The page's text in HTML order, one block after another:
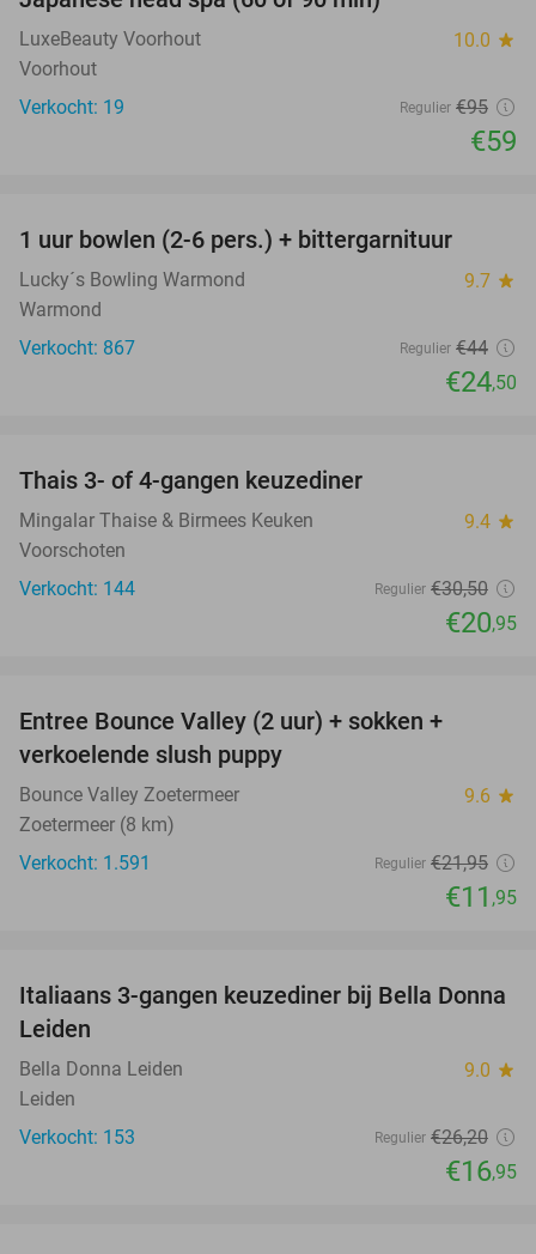
LuxeBeauty Voorhout 10.0 star
Voorhout
Verkocht: 19
Regulier €95
€59
1 uur bowlen (2-6 pers.) + bittergarnituur
Lucky´s Bowling Warmond 9.7 star
Warmond
Verkocht: 867
Regulier €44
€24,50
Thais 3- of 4-gangen keuzediner
Mingalar Thaise & Birmees Keuken 9.4 star
Voorschoten
Verkocht: 144
Regulier €30,50
€20,95
Entree Bounce Valley (2 uur) + sokken +
verkoelende slush puppy
Bounce Valley Zoetermeer 9.6 star
Zoetermeer (8 km)
Verkocht: 1.591
Regulier €21,95
€11 ,95
35%
Italiaans 3-gangen keuzediner bij Bella Donna
Leiden
Bella Donna Leiden 9.0 star
Leiden
Verkocht: 153
Regulier €26,20
€16,95